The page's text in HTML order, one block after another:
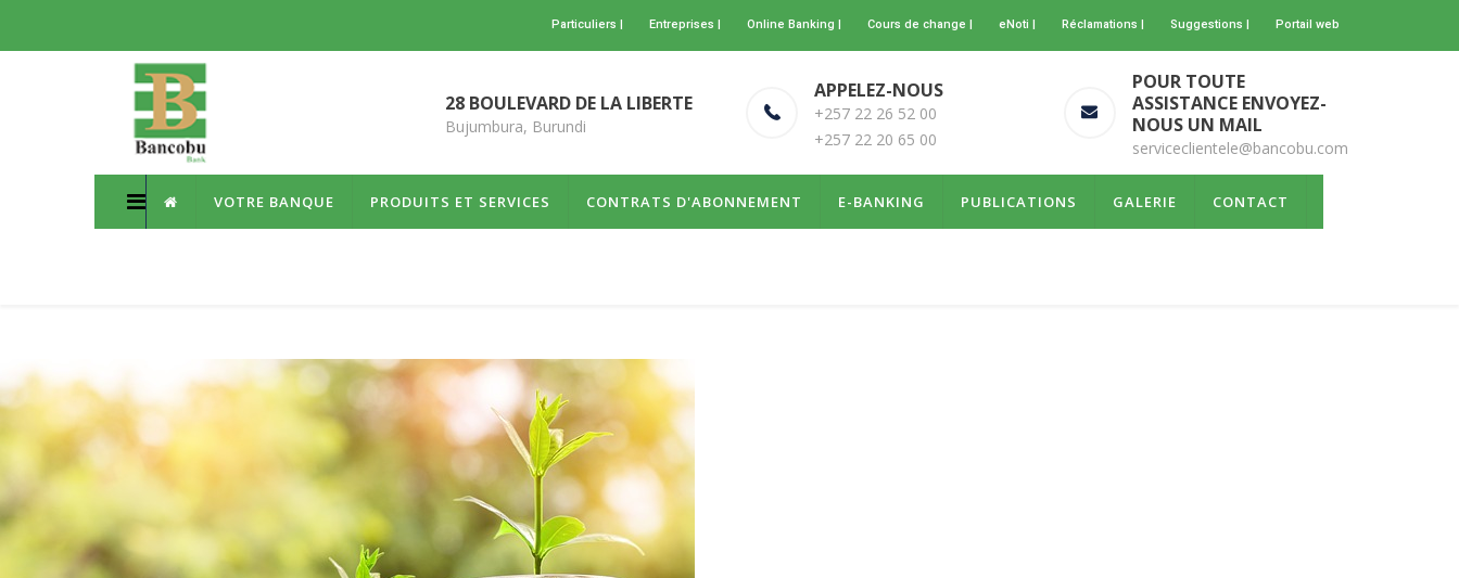
Particuliers | Entreprises | Online Banking | Cours de change | eNoti | Réclamations | Suggestions | Portail web
28 BOULEVARD DE LA LIBERTE
Bujumbura, Burundi
APPELEZ-NOUS
+257 22 26 52 00
+257 22 20 65 00
POUR TOUTE
ASSISTANCE ENVOYEZ-
NOUS UN MAIL
serviceclientele@bancobu.com
VOTRE BANQUE PRODUITS ET SERVICES CONTRATS D'ABONNEMENT E-BANKING PUBLICATIONS GALERIE CONTACT